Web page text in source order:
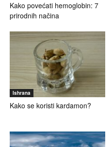
Kako povećati hemoglobin: 7
prirodnih načina
Ishrana
Kako se koristi kardamon?